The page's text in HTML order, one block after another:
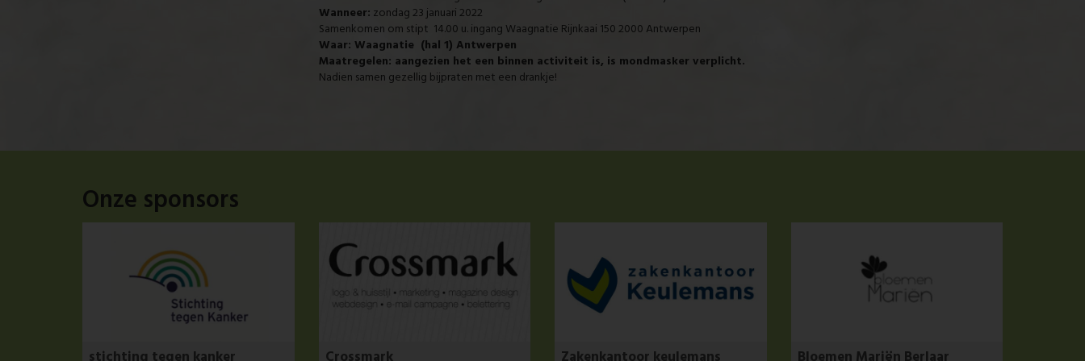
Wanneer: zondag 23 januari 2022
Samenkomen om stipt 14.00 u. ingang Waagnatie Rijnkaai 150 2000 Antwerpen
Waar: Waagnatie (hal 1) Antwerpen
Maatregelen: aangezien het een binnen activiteit is, is mondmasker verplicht.
Nadien samen gezellig bijpraten met een drankje!
Onze sponsors